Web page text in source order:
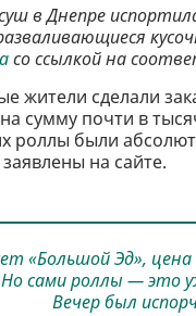
в Днепре
со ссылкой на
жители сделали
сумму почти в
роллы были
на сайте.
«Большой Эд»,
сами роллы — это
Вечер был